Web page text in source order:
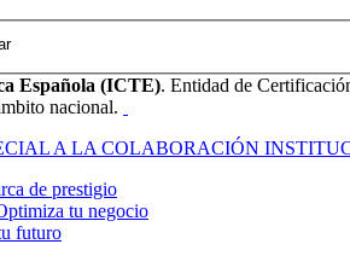
Española (ICTE). Entidad de
nacional.
A LA COLABORACIÓN
de prestigio
tu negocio
futuro